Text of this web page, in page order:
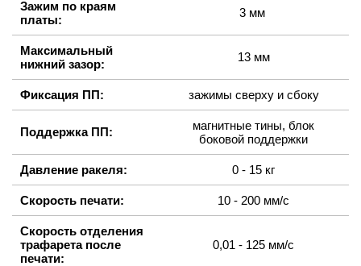
Зажим по краям
платы:
3 мм
Максимальный
нижний зазор:
13 мм
Фиксация ПП: зажимы сверху и сбоку
Поддержка ПП:
магнитные тины, блок
боковой поддержки
Давление ракеля: 0 - 15 кг
Скорость печати: 10 - 200 мм/с
Скорость отделения
трафарета после
печати:
0,01 - 125 мм/с